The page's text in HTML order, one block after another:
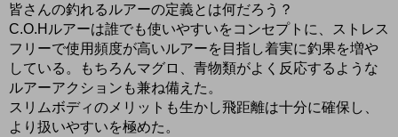
皆さんの釣れるルアーの定義とは何だろう？
C.O.Hルアーは誰でも使いやすいをコンセプトに、ストレス
フリーで使用頻度が高いルアーを目指し着実に釣果を増や
している。もちろんマグロ、青物類がよく反応するような
ルアーアクションも兼ね備えた。
スリムボディのメリットも生かし飛距離は十分に確保し、
より扱いやすいを極めた。